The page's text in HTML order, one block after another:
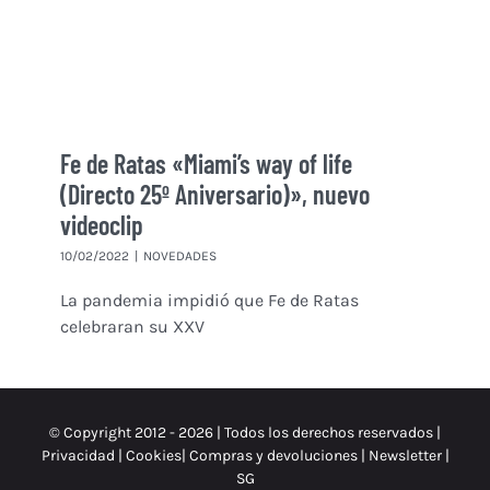
Fe de Ratas «Miami’s way of life
(Directo 25º Aniversario)», nuevo
videoclip
10/02/2022 | NOVEDADES
La pandemia impidió que Fe de Ratas
celebraran su XXV
© Copyright 2012 -2026 | Todos los derechos reservados |
Privacidad | Cookies| Compras y devoluciones| Newsletter |
SG